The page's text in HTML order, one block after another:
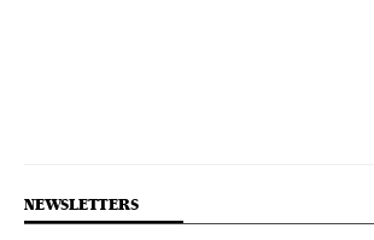
NEWSLETTERS